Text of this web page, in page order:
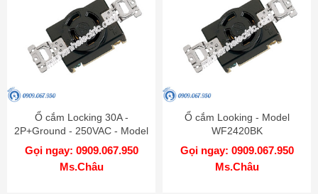
Ổ cắm Locking 30A -
2P+Ground - 250VAC - Model
WF2330B
Gọi ngay: 0909.067.950
Ms.Châu
Ổ cắm Looking - Model
WF2420BK
Gọi ngay: 0909.067.950
Ms.Châu